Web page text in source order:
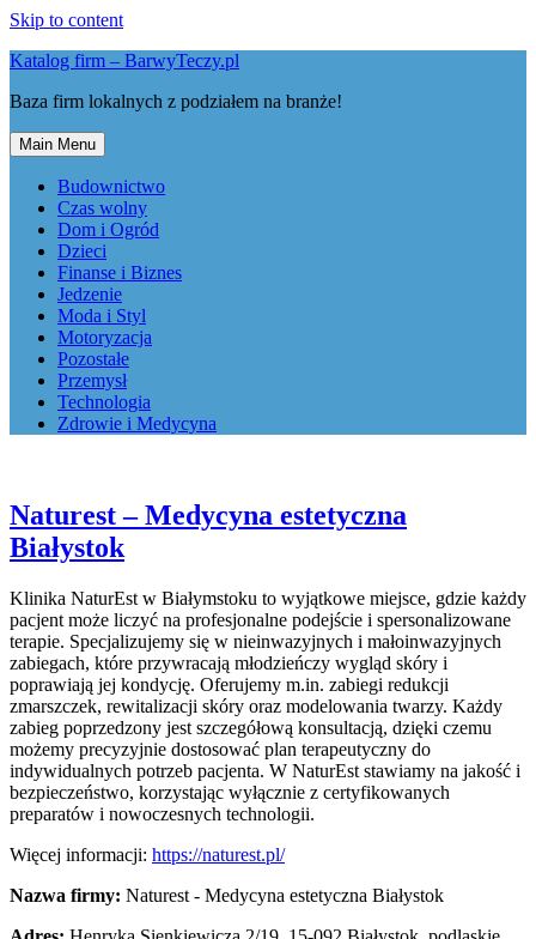
Skip to content
Katalog firm – BarwyTeczy.pl
Baza firm lokalnych z podziałem na branże!
Main Menu
Budownictwo
Czas wolny
Dom i Ogród
Dzieci
Finanse i Biznes
Jedzenie
Moda i Styl
Motoryzacja
Pozostałe
Przemysł
Technologia
Zdrowie i Medycyna
Naturest – Medycyna estetyczna
Białystok
Klinika NaturEst w Białymstoku to wyjątkowe miejsce, gdzie każdy
pacjent może liczyć na profesjonalne podejście i spersonalizowane
terapie. Specjalizujemy się w nieinwazyjnych i małoinwazyjnych
zabiegach, które przywracają młodzieńczy wygląd skóry i
poprawiają jej kondycję. Oferujemy m.in. zabiegi redukcji
zmarszczek, rewitalizacji skóry oraz modelowania twarzy. Każdy
zabieg poprzedzony jest szczegółową konsultacją, dzięki czemu
możemy precyzyjnie dostosować plan terapeutyczny do
indywidualnych potrzeb pacjenta. W NaturEst stawiamy na jakość i
bezpieczeństwo, korzystając wyłącznie z certyfikowanych
preparatów i nowoczesnych technologii.
Więcej informacji: https://naturest.pl/
Nazwa firmy: Naturest - Medycyna estetyczna Białystok